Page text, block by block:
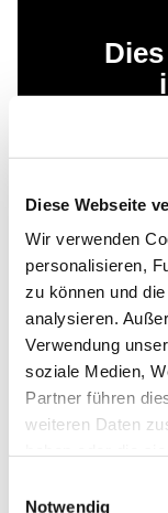
Diese Webseite
Wir verwenden
personalisieren,
zu können und
analysieren.
Verwendung
soziale Medien,
Partner führen
weiteren Daten
Notwendig